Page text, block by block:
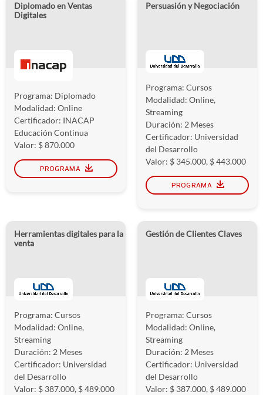
Diplomado en Ventas
Digitales
Programa: Diplomado
Modalidad: Online
Certificador: INACAP
Educación Continua
Valor: $ 870.000
PROGRAMA
Persuasión y Negociación
Programa: Cursos
Modalidad: Online,
Streaming
Duración: 2 Meses
Certificador: Universidad
del Desarrollo
Valor: $ 345.000, $ 443.000
PROGRAMA
Herramientas digitales para la
venta
Programa: Cursos
Modalidad: Online,
Streaming
Duración: 2 Meses
Certificador: Universidad
del Desarrollo
Valor: $ 387.000, $ 489.000
Gestión de Clientes Claves
Programa: Cursos
Modalidad: Online,
Streaming
Duración: 2 Meses
Certificador: Universidad
del Desarrollo
Valor: $ 387.000, $ 489.000